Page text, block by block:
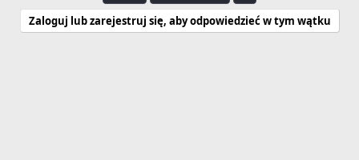
Zaloguj lub zarejestruj się, aby odpowiedzieć w tym wątku